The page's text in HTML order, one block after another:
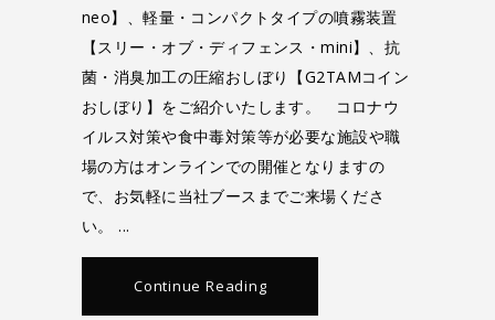
neo】、軽量・コンパクトタイプの噴霧装置
【スリー・オブ・ディフェンス・mini】、抗
菌・消臭加工の圧縮おしぼり【G2TAMコイン
おしぼり】をご紹介いたします。 コロナウ
イルス対策や食中毒対策等が必要な施設や職
場の方はオンラインでの開催となりますの
で、お気軽に当社ブースまでご来場くださ
い。
Continue Reading